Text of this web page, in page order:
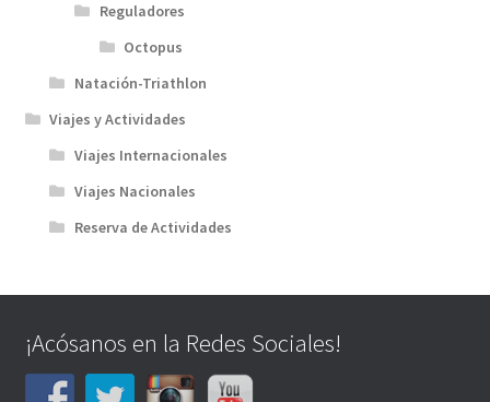
Reguladores
Octopus
Natación-Triathlon
Viajes y Actividades
Viajes Internacionales
Viajes Nacionales
Reserva de Actividades
¡Acósanos en la Redes Sociales!